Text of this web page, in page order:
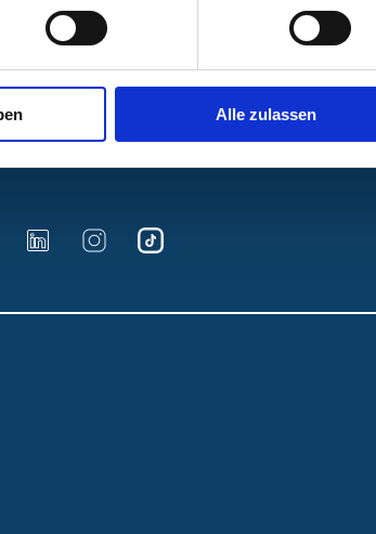
Alle zulassen
Süd